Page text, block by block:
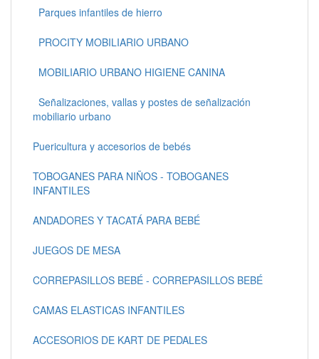
Parques infantiles de hierro
PROCITY MOBILIARIO URBANO
MOBILIARIO URBANO HIGIENE CANINA
Señalizaciones, vallas y postes de señalización
mobiliario urbano
Puericultura y accesorios de bebés
TOBOGANES PARA NIÑOS - TOBOGANES
INFANTILES
ANDADORES Y TACATÁ PARA BEBÉ
JUEGOS DE MESA
CORREPASILLOS BEBÉ - CORREPASILLOS BEBÉ
CAMAS ELASTICAS INFANTILES
ACCESORIOS DE KART DE PEDALES